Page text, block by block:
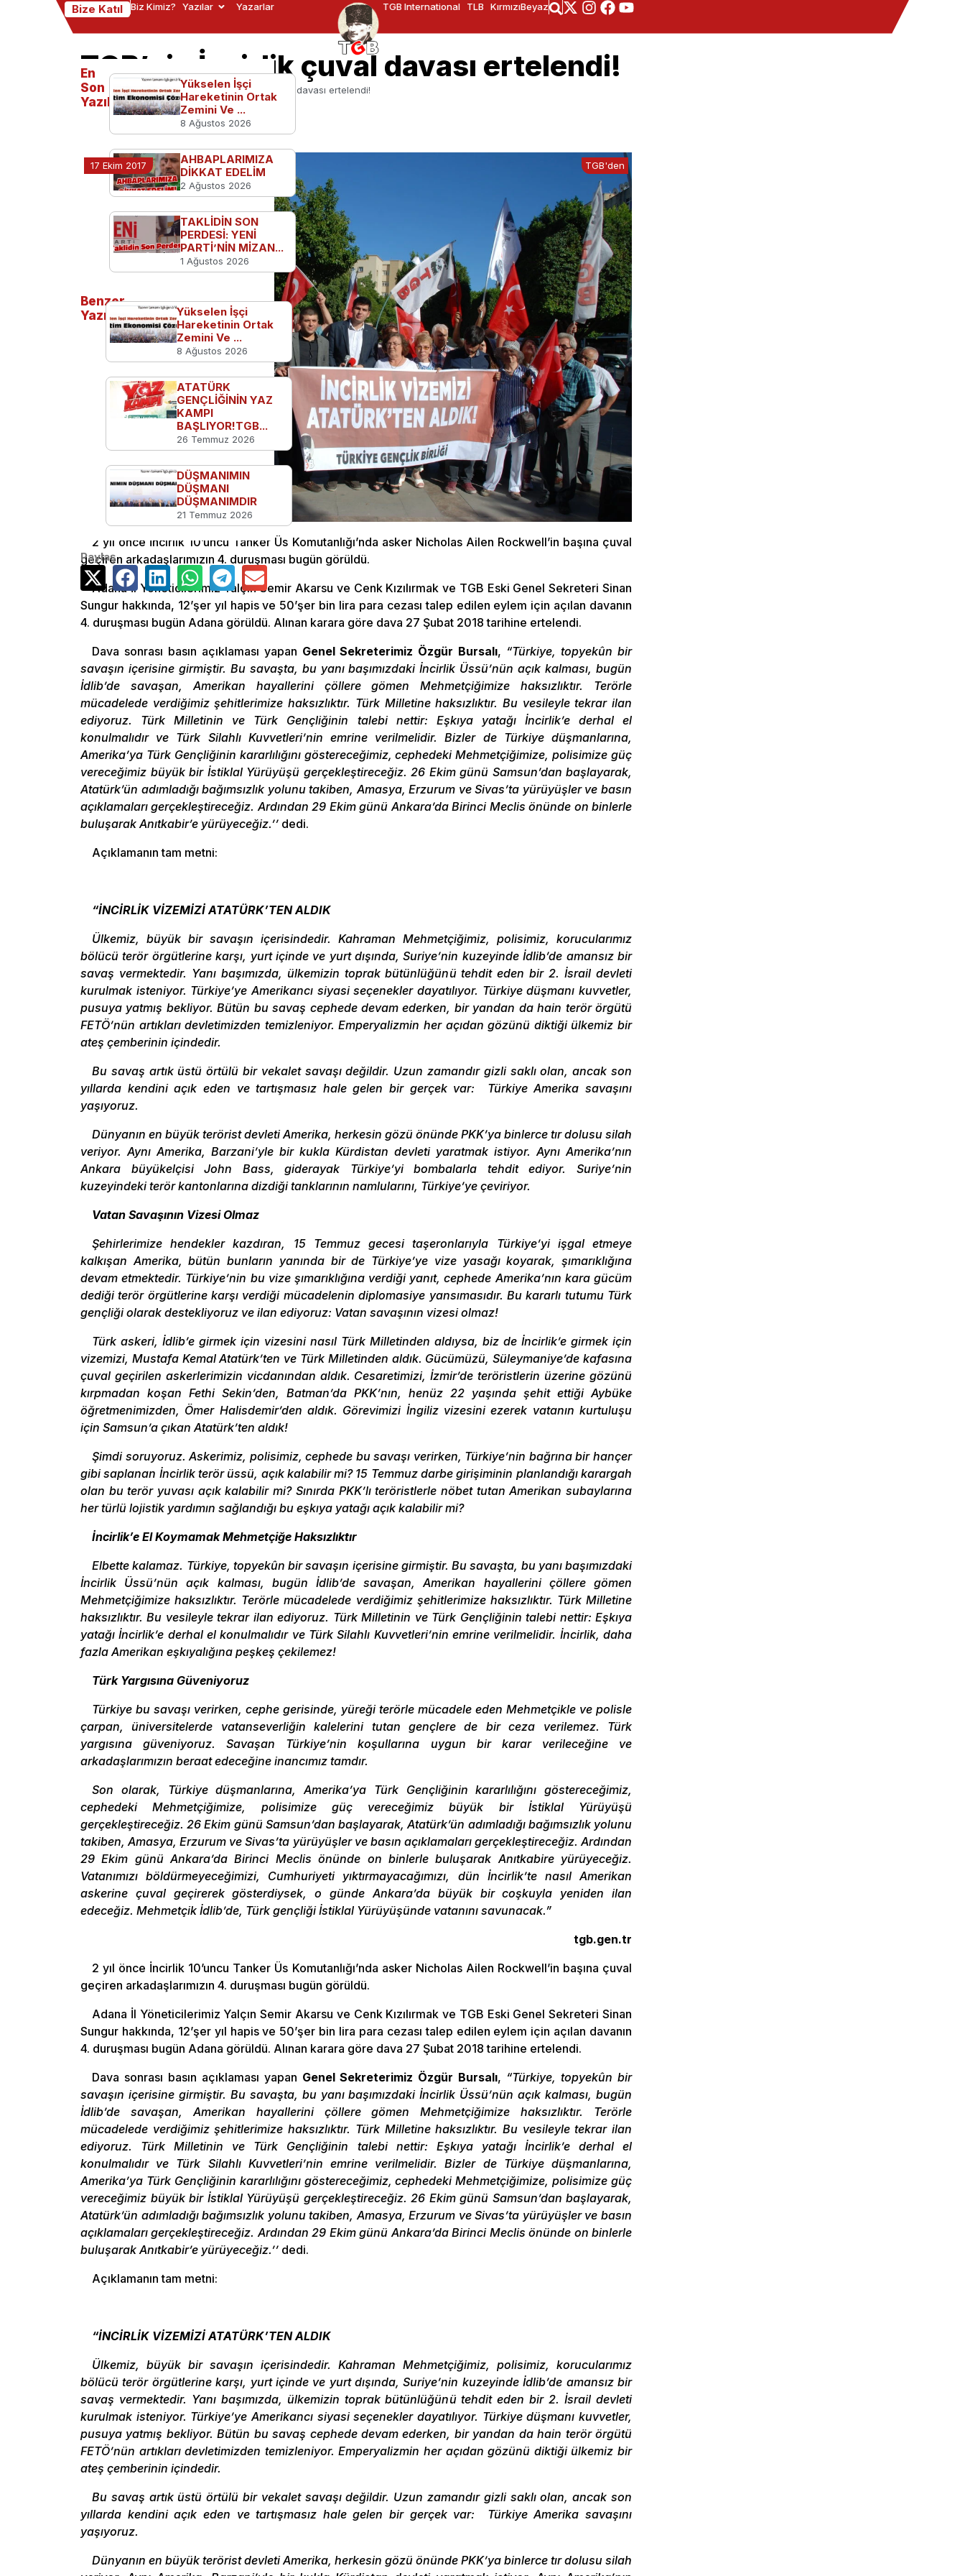
Bize Katıl Biz Kimiz? Yazılar Yazarlar TGB International TLB KırmızıBeyaz
TGB’nin İncirlik çuval davası ertelendi!
Ana Sayfa TGB'den TGB’nin İncirlik çuval davası ertelendi!
17 Ekim 2017 TGB'den
2 yıl önce İncirlik 10’uncu Tanker Üs Komutanlığı’nda asker Nicholas Ailen Rockwell’in başına çuval
geçiren arkadaşlarımızın 4. duruşması bugün görüldü.
Adana İl Yöneticilerimiz Yalçın Semir Akarsu ve Cenk Kızılırmak ve TGB Eski Genel Sekreteri Sinan
Sungur hakkında, 12’şer yıl hapis ve 50’şer bin lira para cezası talep edilen eylem için açılan davanın
4. duruşması bugün Adana görüldü. Alınan karara göre dava 27 Şubat 2018 tarihine ertelendi.
Dava sonrası basın açıklaması yapan Genel Sekreterimiz Özgür Bursalı, “Türkiye, topyekûn bir
savaşın içerisine girmiştir. Bu savaşta, bu yanı başımızdaki İncirlik Üssü’nün açık kalması, bugün
İdlib’de savaşan, Amerikan hayallerini çöllere gömen Mehmetçiğimize haksızlıktır. Terörle
mücadelede verdiğimiz şehitlerimize haksızlıktır. Türk Milletine haksızlıktır. Bu vesileyle tekrar ilan
ediyoruz. Türk Milletinin ve Türk Gençliğinin talebi nettir: Eşkıya yatağı İncirlik’e derhal el
konulmalıdır ve Türk Silahlı Kuvvetleri’nin emrine verilmelidir. Bizler de Türkiye düşmanlarına,
Amerika’ya Türk Gençliğinin kararlılığını göstereceğimiz, cephedeki Mehmetçiğimize, polisimize güç
vereceğimiz büyük bir İstiklal Yürüyüşü gerçekleştireceğiz. 26 Ekim günü Samsun’dan başlayarak,
Atatürk’ün adımladığı bağımsızlık yolunu takiben, Amasya, Erzurum ve Sivas’ta yürüyüşler ve basın
açıklamaları gerçekleştireceğiz. Ardından 29 Ekim günü Ankara’da Birinci Meclis önünde on binlerle
buluşarak Anıtkabir’e yürüyeceğiz.’’ dedi.
Açıklamanın tam metni:
“İNCİRLİK VİZEMİZİ ATATÜRK’TEN ALDIK
Ülkemiz, büyük bir savaşın içerisindedir. Kahraman Mehmetçiğimiz, polisimiz, korucularımız
bölücü terör örgütlerine karşı, yurt içinde ve yurt dışında, Suriye’nin kuzeyinde İdlib’de amansız bir
savaş vermektedir. Yanı başımızda, ülkemizin toprak bütünlüğünü tehdit eden bir 2. İsrail devleti
kurulmak isteniyor. Türkiye’ye Amerikancı siyasi seçenekler dayatılıyor. Türkiye düşmanı kuvvetler,
pusuya yatmış bekliyor. Bütün bu savaş cephede devam ederken, bir yandan da hain terör örgütü
FETÖ’nün artıkları devletimizden temizleniyor. Emperyalizmin her açıdan gözünü diktiği ülkemiz bir
ateş çemberinin içindedir.
Bu savaş artık üstü örtülü bir vekalet savaşı değildir. Uzun zamandır gizli saklı olan, ancak son
yıllarda kendini açık eden ve tartışmasız hale gelen bir gerçek var: Türkiye Amerika savaşını
yaşıyoruz.
Dünyanın en büyük terörist devleti Amerika, herkesin gözü önünde PKK’ya binlerce tır dolusu silah
veriyor. Aynı Amerika, Barzani’yle bir kukla Kürdistan devleti yaratmak istiyor. Aynı Amerika’nın
Ankara büyükelçisi John Bass, giderayak Türkiye’yi bombalarla tehdit ediyor. Suriye’nin
kuzeyindeki terör kantonlarına dizdiği tanklarının namlularını, Türkiye’ye çeviriyor.
Vatan Savaşının Vizesi Olmaz
Şehirlerimize hendekler kazdıran, 15 Temmuz gecesi taşeronlarıyla Türkiye’yi işgal etmeye
kalkışan Amerika, bütün bunların yanında bir de Türkiye’ye vize yasağı koyarak, şımarıklığına
devam etmektedir. Türkiye’nin bu vize şımarıklığına verdiği yanıt, cephede Amerika’nın kara gücüm
dediği terör örgütlerine karşı verdiği mücadelenin diplomasiye yansımasıdır. Bu kararlı tutumu Türk
gençliği olarak destekliyoruz ve ilan ediyoruz: Vatan savaşının vizesi olmaz!
Türk askeri, İdlib’e girmek için vizesini nasıl Türk Milletinden aldıysa, biz de İncirlik’e girmek için
vizemizi, Mustafa Kemal Atatürk’ten ve Türk Milletinden aldık. Gücümüzü, Süleymaniye’de kafasına
çuval geçirilen askerlerimizin vicdanından aldık. Cesaretimizi, İzmir’de teröristlerin üzerine gözünü
kırpmadan koşan Fethi Sekin’den, Batman’da PKK’nın, henüz 22 yaşında şehit ettiği Aybüke
öğretmenimizden, Ömer Halisdemir’den aldık. Görevimizi İngiliz vizesini ezerek vatanın kurtuluşu
için Samsun’a çıkan Atatürk’ten aldık!
Şimdi soruyoruz. Askerimiz, polisimiz, cephede bu savaşı verirken, Türkiye’nin bağrına bir hançer
gibi saplanan İncirlik terör üssü, açık kalabilir mi? 15 Temmuz darbe girişiminin planlandığı karargah
olan bu terör yuvası açık kalabilir mi? Sınırda PKK’lı teröristlerle nöbet tutan Amerikan subaylarına
her türlü lojistik yardımın sağlandığı bu eşkıya yatağı açık kalabilir mi?
İncirlik’e El Koymamak Mehmetçiğe Haksızlıktır
Elbette kalamaz. Türkiye, topyekûn bir savaşın içerisine girmiştir. Bu savaşta, bu yanı başımızdaki
İncirlik Üssü’nün açık kalması, bugün İdlib’de savaşan, Amerikan hayallerini çöllere gömen
Mehmetçiğimize haksızlıktır. Terörle mücadelede verdiğimiz şehitlerimize haksızlıktır. Türk Milletine
haksızlıktır. Bu vesileyle tekrar ilan ediyoruz. Türk Milletinin ve Türk Gençliğinin talebi nettir: Eşkıya
yatağı İncirlik’e derhal el konulmalıdır ve Türk Silahlı Kuvvetleri’nin emrine verilmelidir. İncirlik, daha
fazla Amerikan eşkıyalığına peşkeş çekilemez!
Türk Yargısına Güveniyoruz
Türkiye bu savaşı verirken, cephe gerisinde, yüreği terörle mücadele eden Mehmetçikle ve polisle
çarpan, üniversitelerde vatanseverliğin kalelerini tutan gençlere de bir ceza verilemez. Türk
yargısına güveniyoruz. Savaşan Türkiye’nin koşullarına uygun bir karar verileceğine ve
arkadaşlarımızın beraat edeceğine inancımız tamdır.
Son olarak, Türkiye düşmanlarına, Amerika’ya Türk Gençliğinin kararlılığını göstereceğimiz,
cephedeki Mehmetçiğimize, polisimize güç vereceğimiz büyük bir İstiklal Yürüyüşü
gerçekleştireceğiz. 26 Ekim günü Samsun’dan başlayarak, Atatürk’ün adımladığı bağımsızlık yolunu
takiben, Amasya, Erzurum ve Sivas’ta yürüyüşler ve basın açıklamaları gerçekleştireceğiz. Ardından
29 Ekim günü Ankara’da Birinci Meclis önünde on binlerle buluşarak Anıtkabire yürüyeceğiz.
Vatanımızı böldürmeyeceğimizi, Cumhuriyeti yıktırmayacağımızı, dün İncirlik’te nasıl Amerikan
askerine çuval geçirerek gösterdiysek, o günde Ankara’da büyük bir coşkuyla yeniden ilan
edeceğiz. Mehmetçik İdlib’de, Türk gençliği İstiklal Yürüyüşünde vatanını savunacak.”
tgb.gen.tr
2 yıl önce İncirlik 10’uncu Tanker Üs Komutanlığı’nda asker Nicholas Ailen Rockwell’in başına çuval
geçiren arkadaşlarımızın 4. duruşması bugün görüldü.
Adana İl Yöneticilerimiz Yalçın Semir Akarsu ve Cenk Kızılırmak ve TGB Eski Genel Sekreteri Sinan
Sungur hakkında, 12’şer yıl hapis ve 50’şer bin lira para cezası talep edilen eylem için açılan davanın
4. duruşması bugün Adana görüldü. Alınan karara göre dava 27 Şubat 2018 tarihine ertelendi.
Dava sonrası basın açıklaması yapan Genel Sekreterimiz Özgür Bursalı, “Türkiye, topyekûn bir
savaşın içerisine girmiştir. Bu savaşta, bu yanı başımızdaki İncirlik Üssü’nün açık kalması, bugün
İdlib’de savaşan, Amerikan hayallerini çöllere gömen Mehmetçiğimize haksızlıktır. Terörle
mücadelede verdiğimiz şehitlerimize haksızlıktır. Türk Milletine haksızlıktır. Bu vesileyle tekrar ilan
ediyoruz. Türk Milletinin ve Türk Gençliğinin talebi nettir: Eşkıya yatağı İncirlik’e derhal el
konulmalıdır ve Türk Silahlı Kuvvetleri’nin emrine verilmelidir. Bizler de Türkiye düşmanlarına,
Amerika’ya Türk Gençliğinin kararlılığını göstereceğimiz, cephedeki Mehmetçiğimize, polisimize güç
vereceğimiz büyük bir İstiklal Yürüyüşü gerçekleştireceğiz. 26 Ekim günü Samsun’dan başlayarak,
Atatürk’ün adımladığı bağımsızlık yolunu takiben, Amasya, Erzurum ve Sivas’ta yürüyüşler ve basın
açıklamaları gerçekleştireceğiz. Ardından 29 Ekim günü Ankara’da Birinci Meclis önünde on binlerle
buluşarak Anıtkabir’e yürüyeceğiz.’’ dedi.
Açıklamanın tam metni:
“İNCİRLİK VİZEMİZİ ATATÜRK’TEN ALDIK
Ülkemiz, büyük bir savaşın içerisindedir. Kahraman Mehmetçiğimiz, polisimiz, korucularımız
bölücü terör örgütlerine karşı, yurt içinde ve yurt dışında, Suriye’nin kuzeyinde İdlib’de amansız bir
savaş vermektedir. Yanı başımızda, ülkemizin toprak bütünlüğünü tehdit eden bir 2. İsrail devleti
kurulmak isteniyor. Türkiye’ye Amerikancı siyasi seçenekler dayatılıyor. Türkiye düşmanı kuvvetler,
pusuya yatmış bekliyor. Bütün bu savaş cephede devam ederken, bir yandan da hain terör örgütü
FETÖ’nün artıkları devletimizden temizleniyor. Emperyalizmin her açıdan gözünü diktiği ülkemiz bir
ateş çemberinin içindedir.
Bu savaş artık üstü örtülü bir vekalet savaşı değildir. Uzun zamandır gizli saklı olan, ancak son
yıllarda kendini açık eden ve tartışmasız hale gelen bir gerçek var: Türkiye Amerika savaşını
yaşıyoruz.
Dünyanın en büyük terörist devleti Amerika, herkesin gözü önünde PKK’ya binlerce tır dolusu silah
En
Son
Yazılanlar
Yükselen İşçi
Hareketinin Ortak
Zemini Ve ...
8 Ağustos 2026
AHBAPLARIMIZA
DİKKAT EDELİM
2 Ağustos 2026
TAKLİDİN SON
PERDESİ: YENİ
PARTİ’NİN MİZAN...
1 Ağustos 2026
Benzer
Yazılar
Yükselen İşçi
Hareketinin Ortak
Zemini Ve ...
8 Ağustos 2026
ATATÜRK
GENÇLİĞİNİN YAZ
KAMPI
BAŞLIYOR!TGB...
26 Temmuz 2026
DÜŞMANIMIN
DÜŞMANI
DÜŞMANIMDIR
21 Temmuz 2026
Paylaş